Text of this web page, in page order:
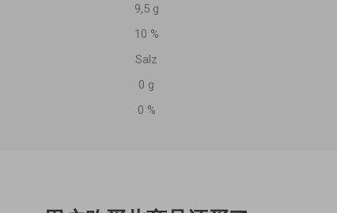
9,5 g
10 %
Salz
0 g
0 %